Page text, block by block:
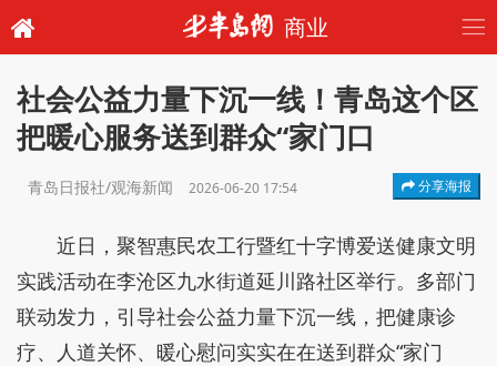
商业
社会公益力量下沉一线！青岛这个区
把暖心服务送到群众“家门口
青岛日报社/观海新闻 2026-06-20 17:54 分享海报
近日，聚智惠民农工行暨红十字博爱送健康文明
实践活动在李沧区九水街道延川路社区举行。多部门
联动发力，引导社会公益力量下沉一线，把健康诊
疗、人道关怀、暖心慰问实实在在送到群众“家门